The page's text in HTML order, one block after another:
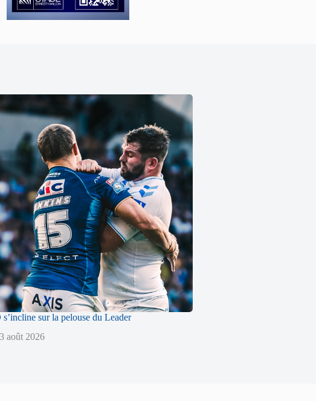
sur la pelouse du Leader
3 août 2026